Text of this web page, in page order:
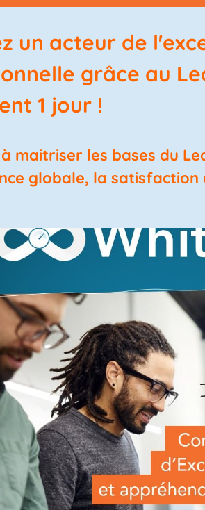
un acteur de
grâce au
1 jour !
maitriser les bases du
globale, la satisfaction